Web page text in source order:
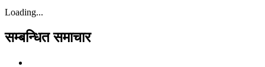
Loading...
सम्बन्धित समाचार